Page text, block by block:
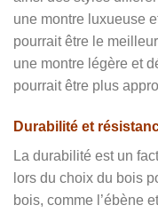
une montre luxueuse
pourrait être le
une montre légère et
pourrait être plus
Durabilité et
La durabilité est un
lors du choix du bois
bois, comme l’ébène